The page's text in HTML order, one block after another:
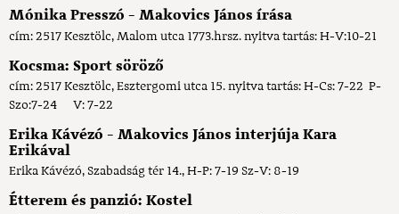
Mónika Presszó - Makovics János írása
cím: 2517 Kesztölc, Malom utca 1773.hrsz. nyitva tartás: H-V:10-21
Kocsma: Sport söröző
cím: 2517 Kesztölc, Esztergomi utca 15. nyitva tartás: H-Cs: 7-22 P-
Szo:7-24 V: 7-22
Erika Kávézó - Makovics János interjúja Kara
Erikával
Erika Kávézó, Szabadság tér 14., H-P: 7-19 Sz-V: 8-19
Étterem és panzió: Kostel